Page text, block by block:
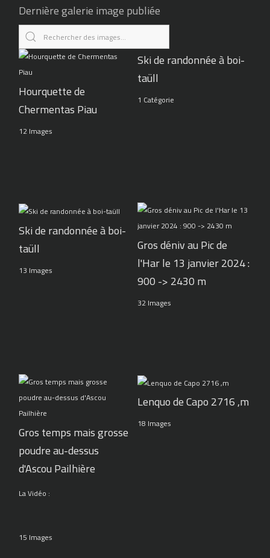
Dernière galerie image publiée
Hourquette de
Chermentas Piau
12 Images
Ski de randonnée à boi-
taüll
1 Catégorie
Ski de randonnée à boi-
taüll
13 Images
Gros déniv au Pic de
l'Har le 13 janvier 2024 :
900 -> 2430 m
32 Images
Gros temps mais grosse
poudre au-dessus
d'Ascou Pailhière
La Vidéo :
15 Images
Lenquo de Capo 2716 ,m
18 Images